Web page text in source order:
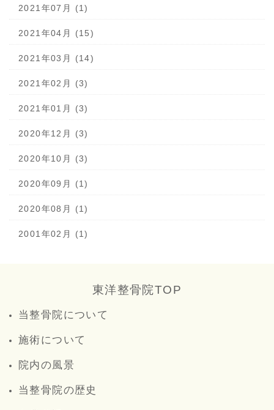
2021年07月 (1)
2021年04月 (15)
2021年03月 (14)
2021年02月 (3)
2021年01月 (3)
2020年12月 (3)
2020年10月 (3)
2020年09月 (1)
2020年08月 (1)
2001年02月 (1)
東洋整骨院TOP
当整骨院について
施術について
院内の風景
当整骨院の歴史